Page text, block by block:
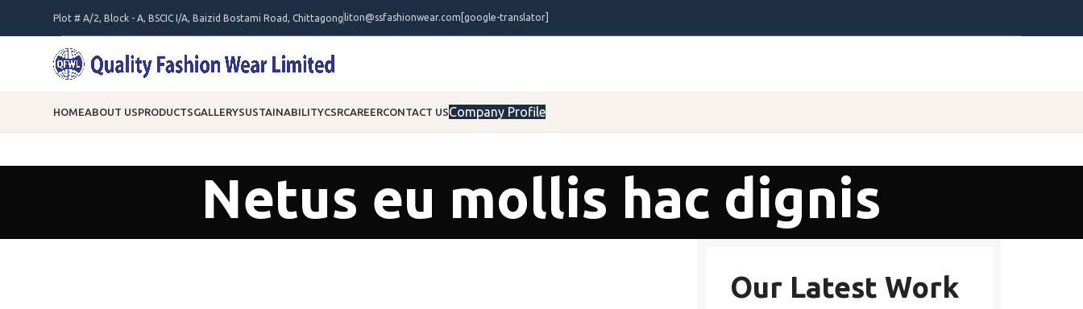
Plot # A/2, Block - A, BSCIC I/A, Baizid Bostami Road, Chittagong liton@ssfashionwear.com [google-translator]
HOMEABOUT USPRODUCTSGALLERYSUSTAINABILITYCSRCAREERCONTACT USCompany Profile
Netus eu mollis hac dignis
Our Latest Work